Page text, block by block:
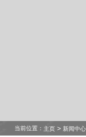
当前位置： 主页 > 新闻中心